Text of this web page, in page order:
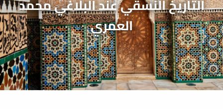
التأريخ النسقي عند البلاغي محمد
العمري